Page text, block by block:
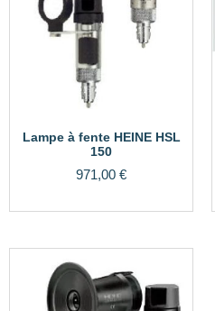
Lampe à fente HEINE HSL
150
971,00 €